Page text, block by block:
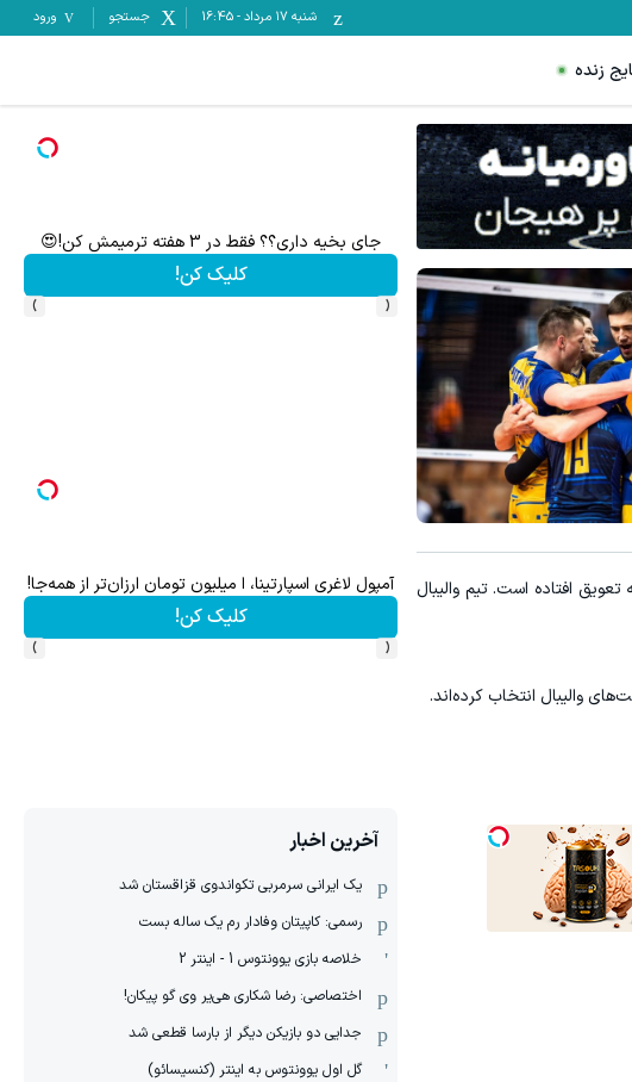
شنبه ۱۷ مرداد -
16:45 جستجو ورود
زنده
افتاده است. تیم والیبال
والیبال انتخاب کرده‌اند.
جای بخیه داری؟؟ فقط در 3 هفته ترمیمش کن!😍
کلیک کن!
‹
›
آمپول لاغری اسپارتینا، ا میلیون تومان ارزان‌تر از همه‌جا!
کلیک کن!
‹
›
آخرین اخبار
یک ایرانی سرمربی تکواندوی قزاقستان شد
رسمی: کاپیتان وفادار رم یک ساله بست
خلاصه بازی یوونتوس 1 - اینتر 2
اختصاصی: رضا شکاری هی‌یر وی‌ گو پیکان!
جدایی دو بازیکن دیگر از بارسا قطعی شد
گل اول یوونتوس به اینتر (کنسیسائو)